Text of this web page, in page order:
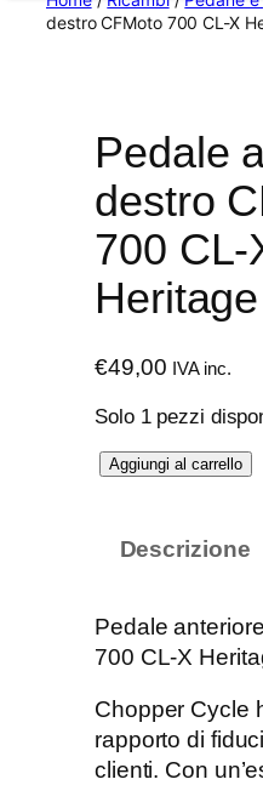
destro CFMoto 700 CL-X
Pedale
destro
700 CL-
Heritage
€49,00 IVA inc.
Solo 1 pezzi
e
a
t
e
r
Aggiungi al carrello
Descrizione
Pedale
700 CL-X
Chopper Cycle
rapporto di
clienti. Con